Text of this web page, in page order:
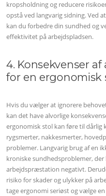
kropsholdning og reducere
opstå ved langvarig sidning. Ved
kan du forbedre din sundhed og
effektivitet på arbejdspladsen.
4. Konsekvenser
for en ergonomisk
Hvis du vælger at ignorere
kan det have alvorlige
ergonomisk stol kan føre til dårlig
rygsmerter, nakkesmerter,
problemer. Langvarig brug af en
kroniske sundhedsproblemer,
arbejdspræstation negativt.
risiko for skader og ulykker på
tage ergonomi seriøst og vælge